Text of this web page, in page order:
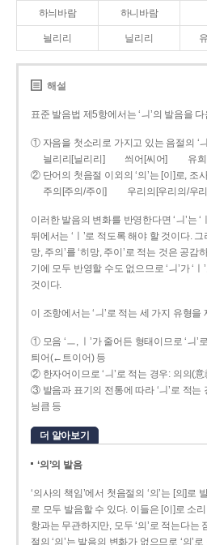
하늬바람 하니바람
늴리리 닐리리
해설
표준 발음법 제5항에서는 ‘ㅢ’의 발음을
① 자음을 첫소리로 가지고 있는 음절의 ‘
늴리리[닐리리]
씌어[씨어]
유
② 단어의 첫음절 이외의 ‘의’는 [이]로, 조
주의[주의/주이]
우리의[우리의/우
이러한 발음의 변화를 반영한다면 ‘ㅢ’는
뒤에서는 ‘ㅣ’로 적도록 해야 할 것이다.
망, 주의’를 ‘히망, 주이’로 적는 것은 공
기에 모두 반영할 수도 없으므로 ‘ㅢ’가 ‘ㅣ
것이다.
이 조항에서는 ‘ㅢ’로 적는 세 가지 유형을
① 모음 ‘ㅡ, ㅣ’가 줄어든 형태이므로 ‘ㅢ
틔어(←트이어) 등
② 한자어이므로 ‘ㅢ’로 적는 경우: 의의(
③ 발음과 표기의 전통에 따라 ‘ㅢ’로 적는
닁큼 등
더 알아보기
‘의’의 발음
‘의사의 책임’에서 첫음절의 ‘의’는 [의]로
로 모두 발음할 수 있다. 이들은 [이]로 소
항과는 무관하지만, 모두 ‘의’로 적는다는
절의 ‘의’는 발음의 변화가 없으므로 ‘의’